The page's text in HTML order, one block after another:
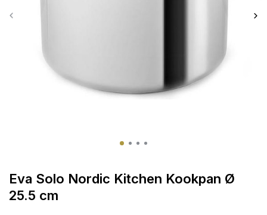
Eva Solo Nordic Kitchen Kookpan Ø
25.5 cm